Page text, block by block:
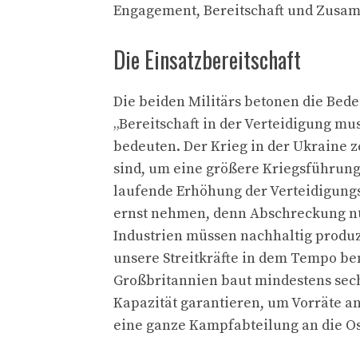
Engagement, Bereitschaft und
Die Einsatzbereitschaft
Die beiden Militärs betonen die
„Bereitschaft in der Verteidigung
bedeuten. Der Krieg in der Ukraine
sind, um eine größere
laufende Erhöhung der
ernst nehmen, denn Abschreckung
Industrien müssen nachhaltig
unsere Streitkräfte in dem Tempo
Großbritannien baut mindestens
Kapazität garantieren, um Vorräte
eine ganze Kampfabteilung an die